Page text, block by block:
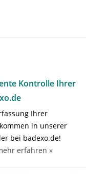
Kontrolle Ihrer
Ihrer
in unserer
bei badexo.de!
erfahren »